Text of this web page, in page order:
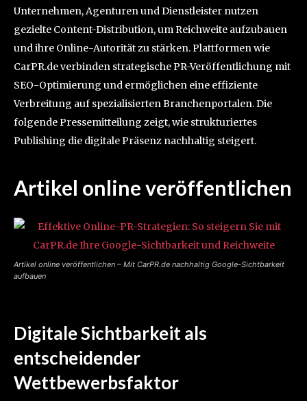
Unternehmen, Agenturen und Dienstleister nutzen
gezielte Content-Distribution, um Reichweite aufzubauen
und ihre Online-Autorität zu stärken. Plattformen wie
CarPR.de verbinden strategische PR-Veröffentlichung mit
SEO-Optimierung und ermöglichen eine effiziente
Verbreitung auf spezialisierten Branchenportalen. Die
folgende Pressemitteilung zeigt, wie strukturiertes
Publishing die digitale Präsenz nachhaltig steigert.
Artikel online veröffentlichen
Artikel online veröffentlichen – Mit CarPR.de nachhaltig Google-Sichtbarkeit
aufbauen
Digitale Sichtbarkeit als
entscheidender
Wettbewerbsfaktor